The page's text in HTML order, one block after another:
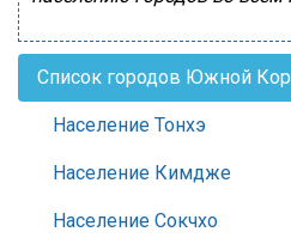
Список городов Южной
Население Тонхэ
Население Кимдже
Население Сокчхо